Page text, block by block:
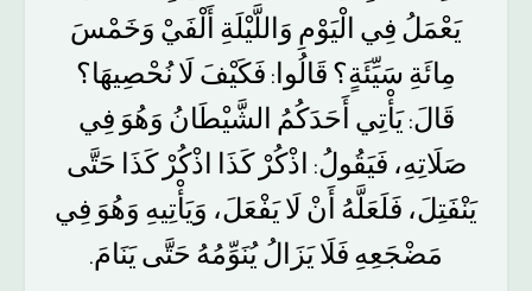
يَعْمَلُ فِي الْيَوْمِ وَاللَّيْلَةِ أَلْفَيْ وَخَمْسَ
مِائَةِ سَيِّئَةٍ؟ قَالُوا : فَكَيْفَ لَانُحْصِيهَا؟
قَالَ: يَأْتِي أَحَدَكُمُ الشَّيْطَانُ وَهُوَ فِي
صَلَاتِهِ، فَيَقُولُ: اذْكُرْ كَذَا اذْكُرْ كَذَا حَتَّى
يَنْفَتِلَ، فَلَعَلَّهُ أَنْ لَايَفْعَلَ، وَيَأْتِيهِ وَهُوَ فِي
مَضْجَعِهِ فَلَايَزَالُيُنَوِّمُهُ حَتَّىيَنَامَ.